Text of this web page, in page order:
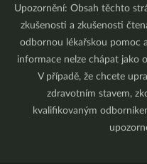
Upozornění: Obsah těchto
zkušenosti a zkušenosti
odbornou lékařskou pomoc
informace nelze chápat jako
V případě, že chcete
zdravotním stavem,
kvalifikovaným